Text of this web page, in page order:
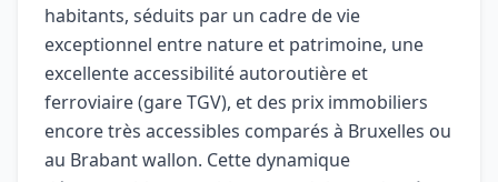
habitants, séduits par un cadre de vie
exceptionnel entre nature et patrimoine, une
excellente accessibilité autoroutière et
ferroviaire (gare TGV), et des prix immobiliers
encore très accessibles comparés à Bruxelles ou
au Brabant wallon. Cette dynamique